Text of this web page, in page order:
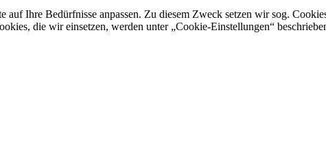
Ihre Bedürfnisse anpassen. Zu diesem Zweck setzen wir sog.
die wir einsetzen, werden unter „Cookie-Einstellungen“